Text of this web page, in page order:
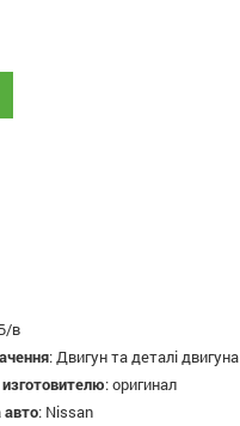
в
:Двигун та деталі двигуна
изготовителю:оригинал
: Nissan